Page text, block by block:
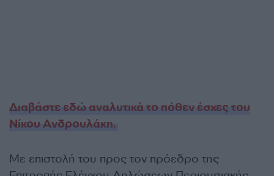
Διαβάστε εδώ αναλυτικά το πόθεν έσχες του
Νίκου Ανδρουλάκη.
Με επιστολή του προς τον πρόεδρο της